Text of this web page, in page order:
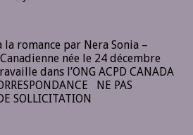
romance par Nera Sonia –
née le 24 décembre
dans l’ONG ACPD CANADA
NE PAS
SOLLICITATION